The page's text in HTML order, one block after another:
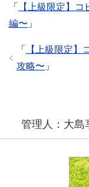
「
【上級限定】
編〜 」
「
【上級限定
攻略〜 」
管理人：大島